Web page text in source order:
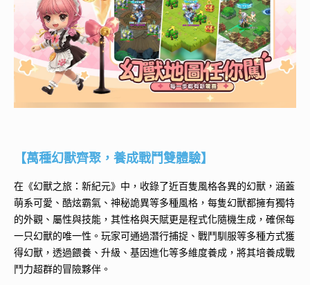
【萬種幻獸齊聚，養成戰鬥雙體驗】
在《幻獸之旅：新紀元》中，收錄了近百隻風格各異的幻獸，涵蓋
萌系可愛、酷炫霸氣、神秘詭異等多種風格，每隻幻獸都擁有獨特
的外觀、屬性與技能，其性格與天賦更是程式化隨機生成，確保每
一只幻獸的唯一性。玩家可通過潛行捕捉、戰鬥馴服等多種方式獲
得幻獸，透過餵養、升級、基因進化等多維度養成，將其培養成戰
鬥力超群的冒險夥伴。